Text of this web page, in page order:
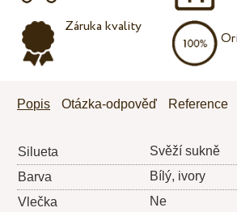
Záruka kvality
Popis Otázka-odpověď Reference
Silueta
Svěží sukně
Barva
Bílý, ivory
Vlečka
Ne